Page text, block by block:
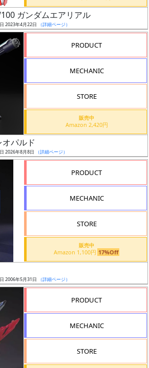
ガンダムエアリアル
2023年4月22日 （詳細ページ）
PRODUCT
MECHANIC
STORE
販売中
Amazon 2,420円
パルド
2026年8月8日 （詳細ページ）
PRODUCT
MECHANIC
STORE
販売中
Amazon 1,100円 17%Off
2006年5月31日 （詳細ページ）
PRODUCT
MECHANIC
STORE